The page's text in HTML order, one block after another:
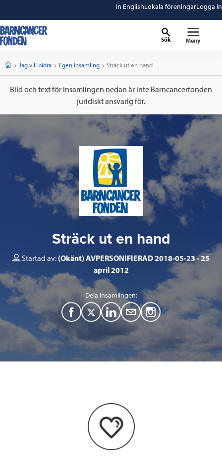
In EnglishLokala föreningarLogga in
Sök Meny
StartJag vill bidra Egen insamling Current:
Sträck ut en hand
Bild och text för insamlingen nedan är inte Barncancerfonden
juridiskt ansvarig för.
Sträck ut en hand
Startad av: (Okänt) AVPERSONIFIERAD 2018-05-23 25
april 2012
Dela insamlingen:
F
T
e
L
i
I
n
M
a
i